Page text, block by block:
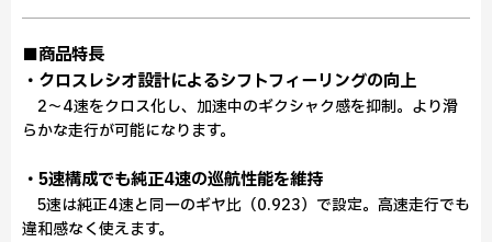
■商品特長
・クロスレシオ設計によるシフトフィーリングの向上
2〜4速をクロス化し、加速中のギクシャク感を抑制。より滑
らかな走行が可能になります。
・5速構成でも純正4速の巡航性能を維持
5速は純正4速と同一のギヤ比（0.923）で設定。高速走行でも
違和感なく使えます。